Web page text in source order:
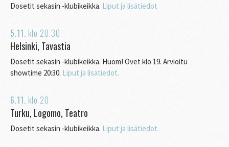
Dosetit sekasin -klubikeikka. Liput ja lisätiedot
5.11. klo 20.30
Helsinki, Tavastia
Dosetit sekasin -klubikeikka. Huom! Ovet klo 19. Arvioitu
showtime 20:30. Liput ja lisätiedot.
6.11. klo 20
Turku, Logomo, Teatro
Dosetit sekasin -klubikeikka. Liput ja lisätiedot.